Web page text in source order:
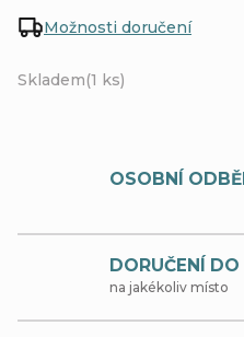
Skladem(1 ks)
Možnosti doručení
OSOBNÍ
DORUČENÍ
na jakékoliv místo